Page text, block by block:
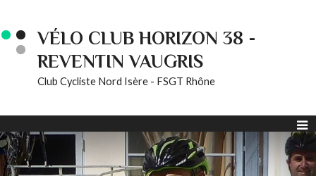
VÉLO CLUB HORIZON 38 -
REVENTIN VAUGRIS
Club Cycliste Nord Isère - FSGT Rhône